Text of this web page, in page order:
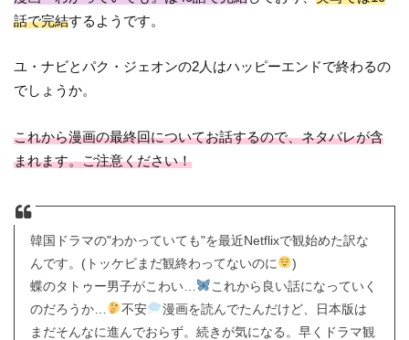
話で完結するようです。
ユ・ナビとパク・ジェオンの2人はハッピーエンドで終わるの
でしょうか。
これから漫画の最終回についてお話するので、ネタバレが含
まれます。ご注意ください！
韓国ドラマの"わかっていても"を最近Netflixで観始めた訳な
んです。(トッケビまだ観終わってないのに
)
蝶のタトゥー男子がこわい…
これから良い話になっていく
のだろうか…
不安
漫画を読んでたんだけど、日本版は
まだそんなに進んでおらず。続きが気になる。早くドラマ観